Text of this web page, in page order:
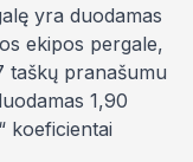
yra duodamas
ekipos pergale,
taškų pranašumu
1,90
koeficientai